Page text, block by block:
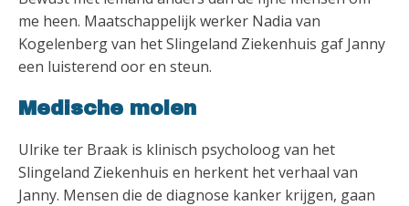
me heen. Maatschappelijk werker Nadia van
Kogelenberg van het Slingeland Ziekenhuis gaf Janny
een luisterend oor en steun.
Medische molen
Ulrike ter Braak is klinisch psycholoog van het
Slingeland Ziekenhuis en herkent het verhaal van
Janny. Mensen die de diagnose kanker krijgen, gaan